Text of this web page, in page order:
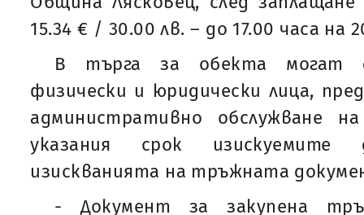
15.34 € / 30.00 лв. – до 17.00 часа на
В търга за обекта могат
физически и юридически лица,
административно обслужване
указания срок изискуемите
изискванията на тръжната
- Документ за закупена